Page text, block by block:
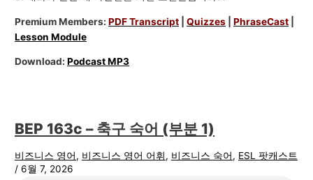
Premium Members:PDF Transcript |Quizzes |PhraseCast
Lesson Module
Download:Podcast MP3
BEP 163c – 축구 숙어 (부분 1)
비즈니스 영어, 비즈니스 영어 어휘, 비즈니스 숙어, ESL 팟캐스트
/6월 7, 2026